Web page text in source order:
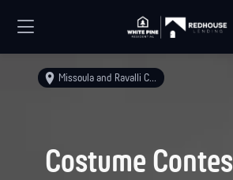
Missoula and Ravalli Counties
Costume